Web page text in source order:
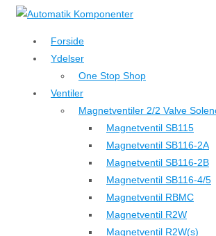
↓
hovedindhold
Forside
Ydelser
One Stop Shop
Ventiler
Magnetventiler 2/2 Valve
Magnetventil SB115
Magnetventil SB116-2A
Magnetventil SB116-2B
Magnetventil SB116-4/5
Magnetventil RBMC
Magnetventil R2W
Magnetventil R2W(s)